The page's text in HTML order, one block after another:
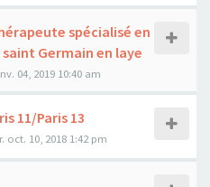
spécialisé en
Germain en laye
04, 2019 10:40 am
11/Paris 13
oct. 10, 2018 1:42 pm